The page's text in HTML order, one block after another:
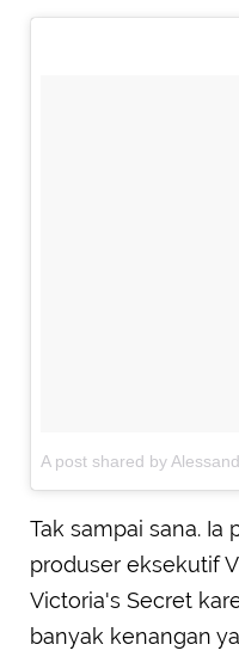
Tak sampai sana. Ia
produser eksekutif
Victoria's Secret
banyak kenangan